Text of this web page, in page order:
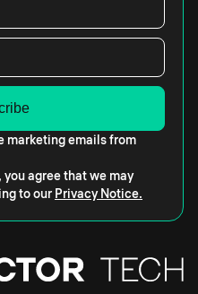
marketing emails from
agree that we may
to our Privacy Notice.